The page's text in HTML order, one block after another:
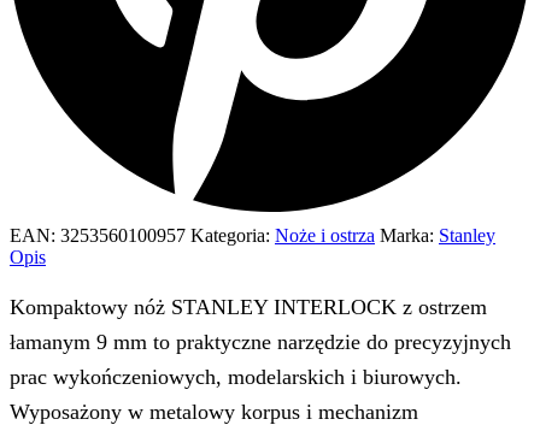
EAN: 3253560100957 Kategoria: Noże i ostrza Marka: Stanley
Opis
Kompaktowy nóż STANLEY INTERLOCK z ostrzem
łamanym 9 mm to praktyczne narzędzie do precyzyjnych
prac wykończeniowych, modelarskich i biurowych.
Wyposażony w metalowy korpus i mechanizm